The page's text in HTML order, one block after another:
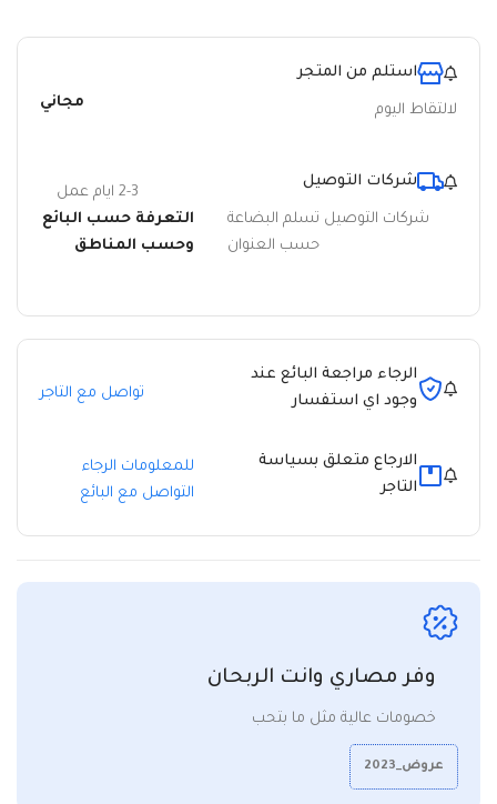
استلم من المتجر
لالتقاط اليوم مجاني
شركات التوصيل
شركات التوصيل تسلم البضاعة
حسب العنوان
2-3 ايام عمل
التعرفة حسب البائع
وحسب المناطق
الرجاء مراجعة البائع عند
وجود اي استفسار
تواصل مع التاجر
الارجاع متعلق بسياسة
التاجر
للمعلومات الرجاء
التواصل مع البائع
وفر مصاري وانت الربحان
خصومات عالية مثل ما بتحب
عروض_2023